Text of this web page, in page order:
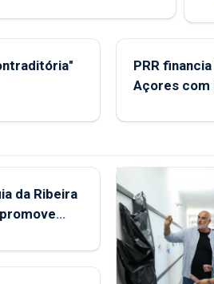
PRR
Açores com
da Ribeira